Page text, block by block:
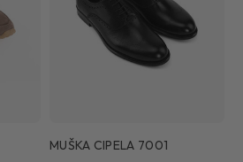
MUŠKA CIPELA 7001